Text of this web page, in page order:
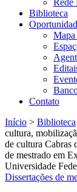
Biblioteca
Contato
Início > Biblioteca
cultura,
de cultura Cabras
de mestrado em
Universidade
Dissertações de